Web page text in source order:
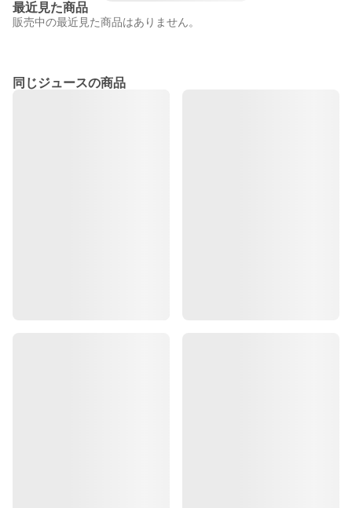
最近見た商品
販売中の最近見た商品はありません。
同じジュースの商品